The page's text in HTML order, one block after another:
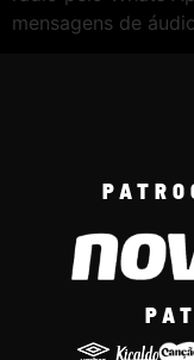
mensagens de